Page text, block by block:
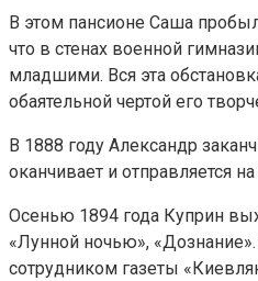
В этом пансионе Саша
что в стенах военной
младшими. Вся эта
обаятельной чертой его
В 1888 году Александр
оканчивает и отправляется
Осенью 1894 года Куприн
«Лунной ночью», «Дознание».
сотрудником газеты